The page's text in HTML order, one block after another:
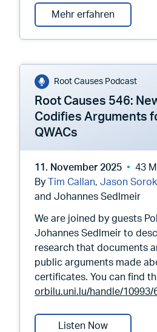
Mehr erfahrenWarum
Root Causes Podcast
Root Causes 546:
Codifies Arguments
QWACs
11. November 2025
43
By
Tim Callan, Jason
and Johannes Sedlmeir
We are joined by guests
Johannes Sedlmeir to
research that documents
public arguments made
certificates. You can find
orbilu.uni.lu/handle/10993/
Listen NowRoot